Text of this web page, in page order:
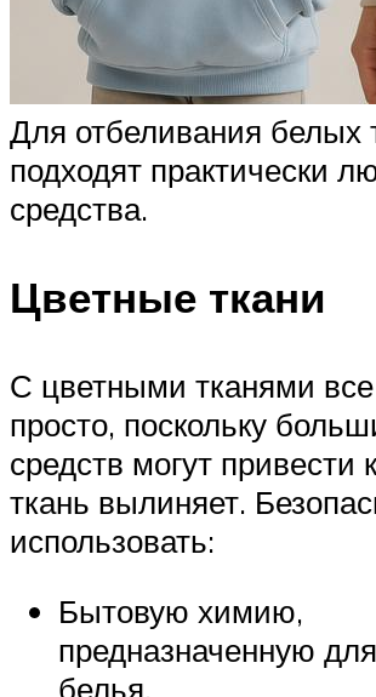
Для отбеливания белых
подходят практически
средства.
Цветные ткани
С цветными тканями все
просто, поскольку
средств могут привести
ткань вылиняет.
использовать:
Бытовую химию,
предназначенную
белья.